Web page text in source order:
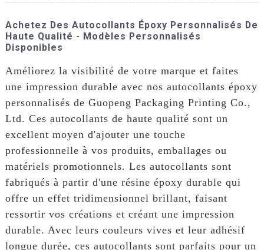
Achetez Des Autocollants Époxy Personnalisés De
Haute Qualité - Modèles Personnalisés
Disponibles
Améliorez la visibilité de votre marque et faites
une impression durable avec nos autocollants époxy
personnalisés de Guopeng Packaging Printing Co.,
Ltd. Ces autocollants de haute qualité sont un
excellent moyen d'ajouter une touche
professionnelle à vos produits, emballages ou
matériels promotionnels. Les autocollants sont
fabriqués à partir d'une résine époxy durable qui
offre un effet tridimensionnel brillant, faisant
ressortir vos créations et créant une impression
durable. Avec leurs couleurs vives et leur adhésif
longue durée, ces autocollants sont parfaits pour un